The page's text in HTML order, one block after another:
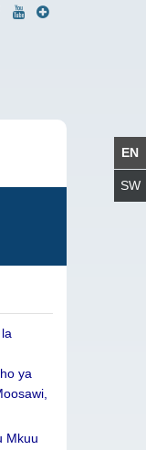
ya
Mkuu